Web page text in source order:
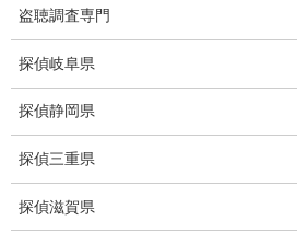
別れさせ屋
盗聴調査
盗聴調査料金
盗聴器の種類
盗聴調査専門
探偵岐阜県
探偵静岡県
探偵三重県
探偵滋賀県